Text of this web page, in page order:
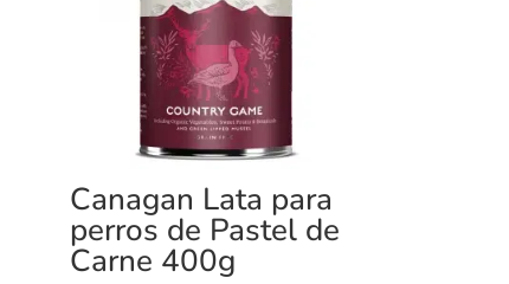
Canagan Lata para
perros de Pastel de
Carne 400g